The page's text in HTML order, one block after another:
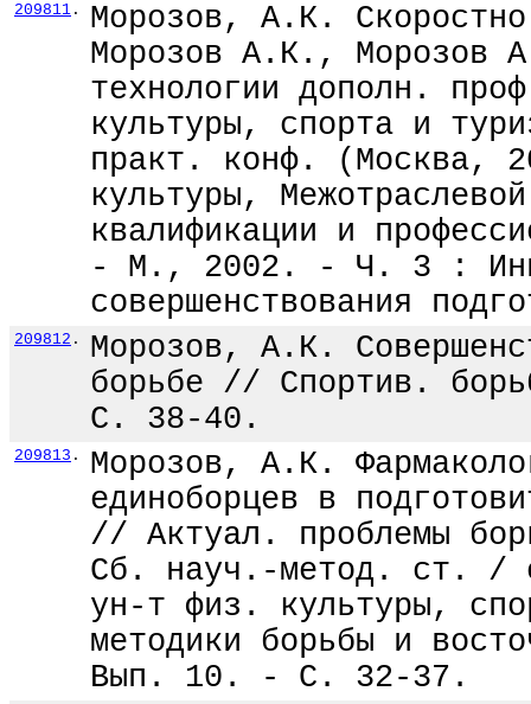
209811 .
Морозов, А.К.
Морозов А.К., Морозов
технологии дополн.
культуры, спорта и
практ. конф. (Москва,
культуры,
квалификации и
- М., 2002. - Ч. 3 :
совершенствования
209812 .
Морозов, А.К.
борьбе // Спортив.
С. 38-40.
209813 .
Морозов, А.К.
единоборцев в
// Актуал. проблемы
Сб. науч.-метод. ст. /
ун-т физ. культуры,
методики борьбы и
Вып. 10. - С. 32-37.